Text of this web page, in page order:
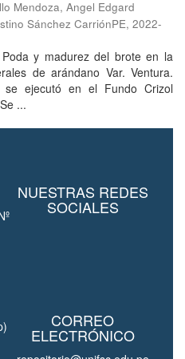
Mendoza, Angel Edgard
Sánchez CarriónPE, 2022-
y madurez del brote en la
de arándano Var. Ventura.
se ejecutó en el Fundo Crizol
...
NUESTRAS REDES
SOCIALES
CORREO
ELECTRÓNICO